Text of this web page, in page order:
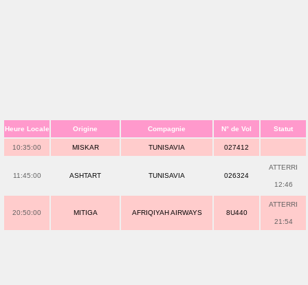
Heure Locale Origine Compagnie N° de Vol Statut
10:35:00 MISKAR TUNISAVIA 027412
11:45:00 ASHTART TUNISAVIA 026324
ATTERRI
12:46
20:50:00 MITIGA AFRIQIYAH AIRWAYS 8U440
ATTERRI
21:54